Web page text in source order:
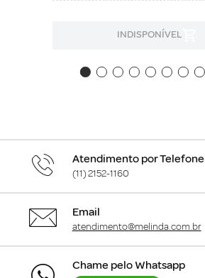
INDISPONÍVEL
Atendimento por Telefone
(11) 2152-1160
Email
atendimento@melinda.com.br
Chame pelo Whatsapp